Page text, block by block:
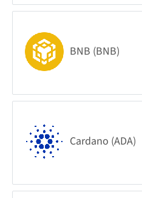
BNB (BNB)
Cardano (ADA)